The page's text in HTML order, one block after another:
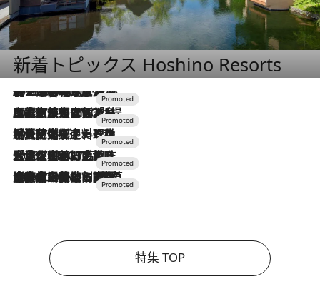
新着トピックス Hoshino Resorts
2026.8.7
【トンボの足水浴】ヒノキの香りに包まれて涼感マックス！約13℃の湧水かけ流しを避暑地「星野温泉 トンボの湯」で体験
2026.7.31
【ホテル帰省】という選択肢をOMOが提案。家族とほどよい距離を保つには「昼は実家、夜は気兼ねなくホテルで！」
2026.7.24
【夏限定ディナーコース】旬を迎える稚鮎や花ズッキーニなどをイタリア・トスカーナの郷土料理の手法で満喫！
2026.7.17
「土佐和ハーブかき氷」がOMO7高知に登場！生姜、山椒、大葉など目にも舌にも涼を呼ぶ郷土の味
2026.7.10
NEW OPEN！【界 草津】名湯の地に誕生。趣の異なる2種の温泉と上州ならではの会席・蕎麦割烹など美食を味わう究極の癒やし旅
特集 TOP